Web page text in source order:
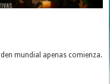
mundial apenas comienza.